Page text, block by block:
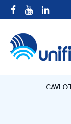
CAVI